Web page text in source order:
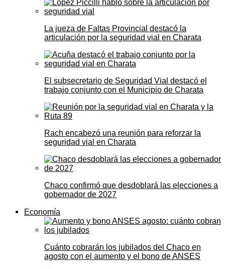
La jueza de Faltas Provincial destacó la
articulación por la seguridad vial en Charata
El subsecretario de Seguridad Vial destacó el
trabajo conjunto con el Municipio de Charata
Rach encabezó una reunión para reforzar la
seguridad vial en Charata
Chaco confirmó que desdoblará las elecciones a
gobernador de 2027
Economía
Cuánto cobrarán los jubilados del Chaco en
agosto con el aumento y el bono de ANSES